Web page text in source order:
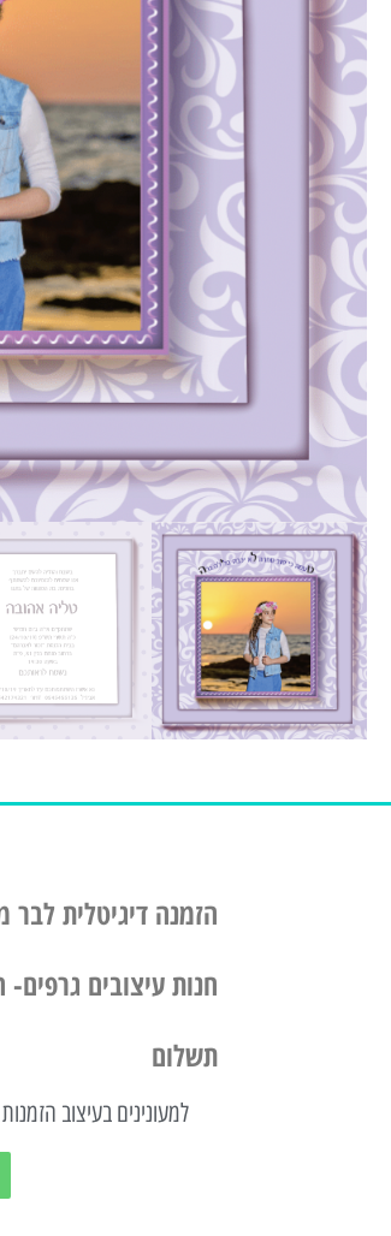
הזמנה דיגיטלית לבר
חנות עיצובים
תשלום
למעונינים בעיצוב